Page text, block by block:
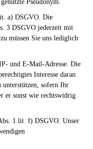
a) DSGVO. Die
3 DSGVO jederzeit mit
müssen Sie uns lediglich
und E-Mail-Adresse. Die
Interesse daran
unterstützen, sofern Ihr
er sonst wie rechtswidrig
1 lit. f) DSGVO. Unser